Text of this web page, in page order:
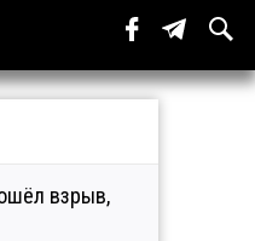
взрыв,